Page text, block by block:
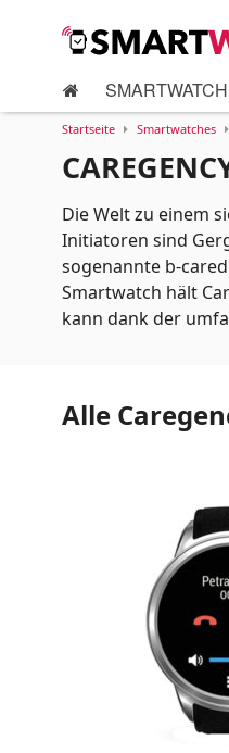
Startseite Smartwatches
Die Welt zu einem
Initiatoren sind
sogenannte b-
Smartwatch hält
kann dank der
Alle